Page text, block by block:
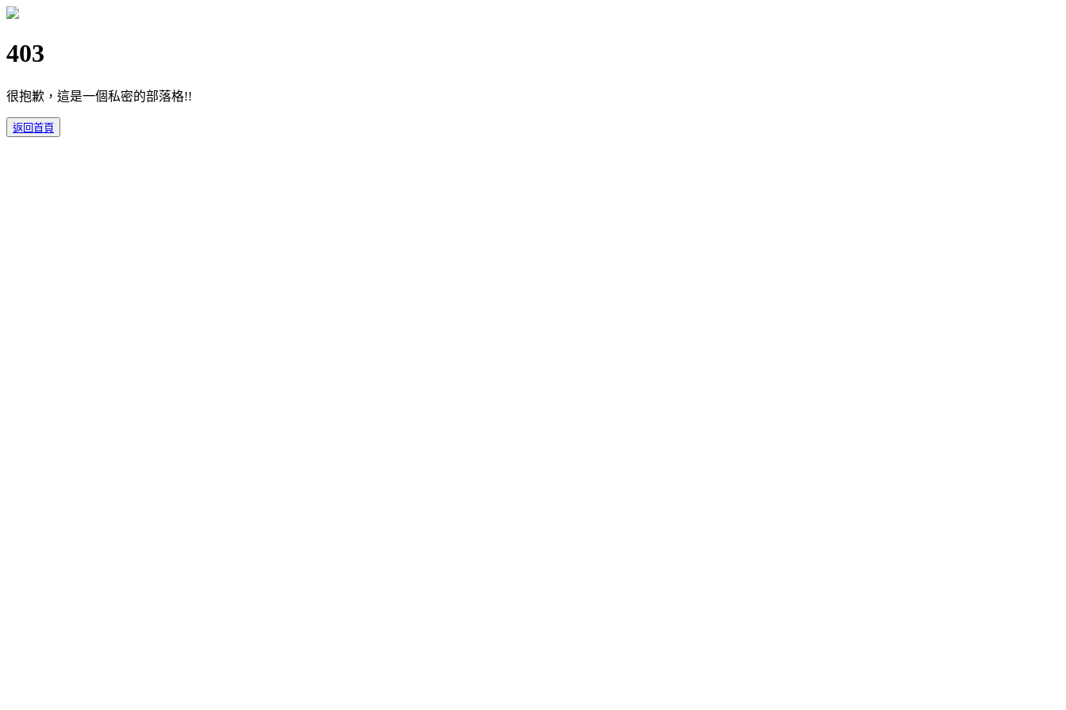
403
很抱歉，這是一個私密的部落格!!
返回首頁